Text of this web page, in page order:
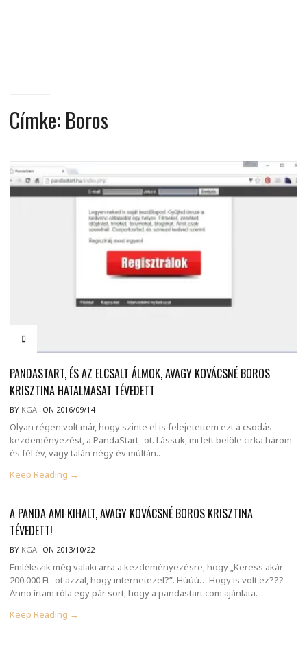
Címke: Boros
PANDASTART, ÉS AZ ELCSALT ÁLMOK, AVAGY KOVÁCSNÉ BOROS
KRISZTINA HATALMASAT TÉVEDETT
BY KGA ON 2016/09/14
Olyan régen volt már, hogy szinte el is felejetettem ezt a csodás
kezdeményezést, a PandaStart -ot. Lássuk, mi lett belőle cirka három
és fél év, vagy talán négy év múltán..
Keep Reading →
A PANDA AMI KIHALT, AVAGY KOVÁCSNÉ BOROS KRISZTINA
TÉVEDETT!
BY KGA ON 2013/10/22
Emlékszik még valaki arra a kezdeményezésre, hogy „Keress akár
200.000 Ft -ot azzal, hogy internetezel?”. Húúú… Hogy is volt ez???
Anno írtam róla egy pár sort, hogy a pandastart.com ajánlata.
Keep Reading →